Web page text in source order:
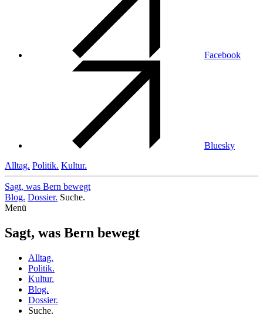
Facebook
Bluesky
Alltag. Politik. Kultur.
Sagt, was Bern bewegt
Blog. Dossier. Suche.
Menü
Sagt, was Bern bewegt
Alltag.
Politik.
Kultur.
Blog.
Dossier.
Suche.